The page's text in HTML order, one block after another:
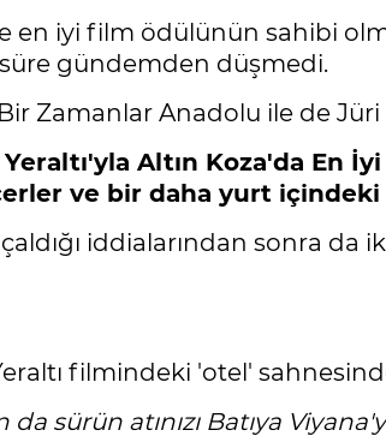
en iyi film ödülünün sahibi
gündemden düşmedi.
Zamanlar Anadolu ile de
Altın Koza'da En
ve bir daha yurt içindeki
iddialarından sonra da
filmindeki 'otel'
sürün atınızı Batıya